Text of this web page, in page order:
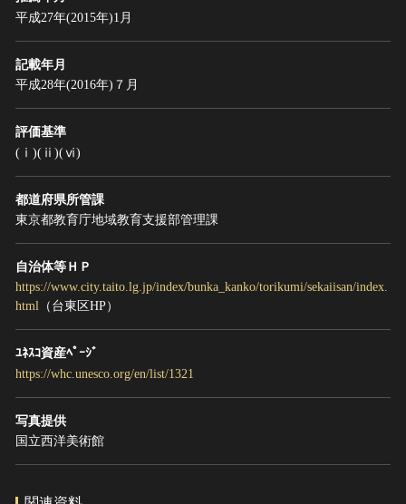
平成27年(2015年)1月
記載年月
平成28年(2016年)７月
評価基準
(ⅰ)(ⅱ)(ⅵ)
都道府県所管課
東京都教育庁地域教育支援部管理課
自治体等ＨＰ
https://www.city.taito.lg.jp/index/bunka_kanko/torikumi/sekaiisan/index.
html （台東区HP）
ﾕﾈｽｺ資産ﾍﾟｰｼﾞ
https://whc.unesco.org/en/list/1321
写真提供
国立西洋美術館